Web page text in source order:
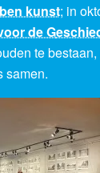
kunst; in
de G
te
samen.